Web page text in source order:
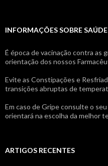
INFORMAÇÕES SOBRE SAÚDE
É época de vacinação contra as
orientação dos nossos
Evite as Constipações e
transições abruptas de
Em caso de Gripe consulte o
orientará na escolha da melhor
ARTIGOS RECENTES